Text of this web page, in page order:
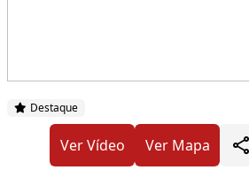
Destaque
Ver Vídeo
Ver Mapa